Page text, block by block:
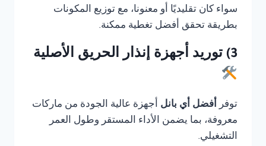
سواء كان تقليديًا أو معنونا، مع توزيع المكونات
بطريقة تحقق أفضل تغطية ممكنة.
3) توريد أجهزة إنذار الحريق الأصلية
توفر أفضل أي بانل أجهزة عالية الجودة من ماركات
معروفة، بما يضمن الأداء المستقر وطول العمر
التشغيلي.